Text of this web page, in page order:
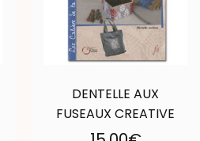
DENTELLE AUX
FUSEAUX CREATIVE